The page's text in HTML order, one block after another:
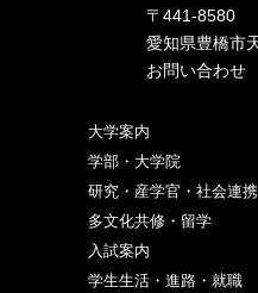
〒441-8580
愛知県豊橋市
お問い合わせ
大学案内
学部・大学院
研究・産学官・社会連携
多文化共修・留学
入試案内
学生生活・進路・就職